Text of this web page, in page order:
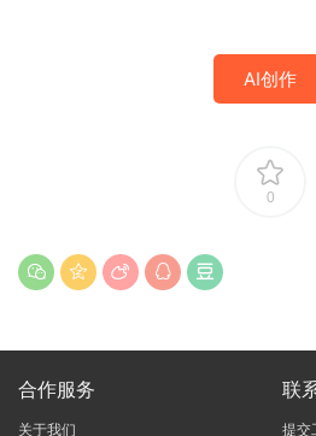
AI创作
0
合作服务
关于我们
联
提交